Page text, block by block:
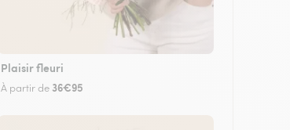
Plaisir fleuri
À partir de 36€95